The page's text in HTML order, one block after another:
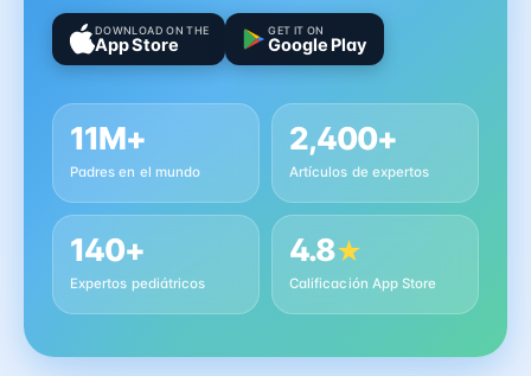
DOWNLOAD ON THE
App Store
GET IT ON
Google Play
11M+
Padres en el mundo
2,400+
Artículos de expertos
140+
Expertos pediátricos
4.8★
Calificación App Store